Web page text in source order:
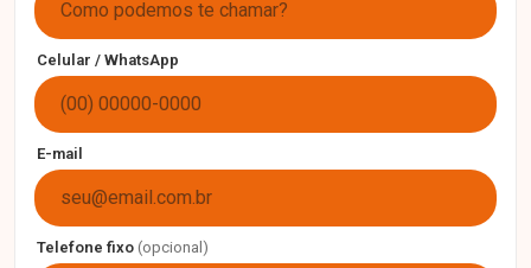
Celular / WhatsApp
E-mail
Telefone fixo (opcional)